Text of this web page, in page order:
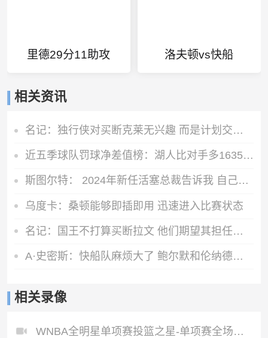
里德29分11助攻 洛夫顿vs快船
相关资讯
名记：独行侠对买断克莱无兴趣 而是计划交易他 加福德需1首轮
近五季球队罚球净差值榜：湖人比对手多1635个第一 热火697第二
斯图尔特： 2024年新任活塞总裁告诉我 自己可能成为交易筹码
乌度卡：桑顿能够即插即用 迅速进入比赛状态
名记：国王不打算买断拉文 他们期望其担任年轻核心的老将领袖
A·史密斯：快船队麻烦大了 鲍尔默和伦纳德都应该被禁赛一年！
相关录像
WNBA全明星单项赛投篮之星-单项赛全场录像